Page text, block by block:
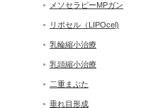
メソセラピーMPガン
リポセル（LIPOcel)
乳輪縮小治療
乳頭縮小治療
二重まぶた
垂れ目形成